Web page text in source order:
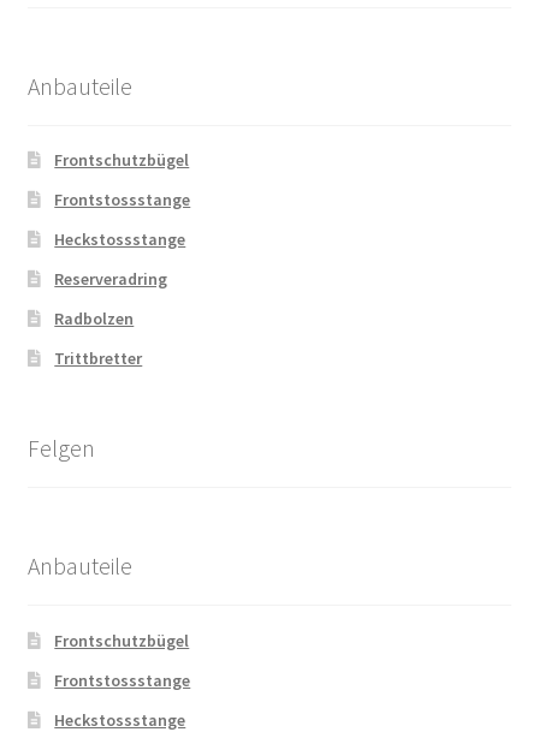
Anbauteile
Frontschutzbügel
Frontstossstange
Heckstossstange
Reserveradring
Radbolzen
Trittbretter
Felgen
Anbauteile
Frontschutzbügel
Frontstossstange
Heckstossstange